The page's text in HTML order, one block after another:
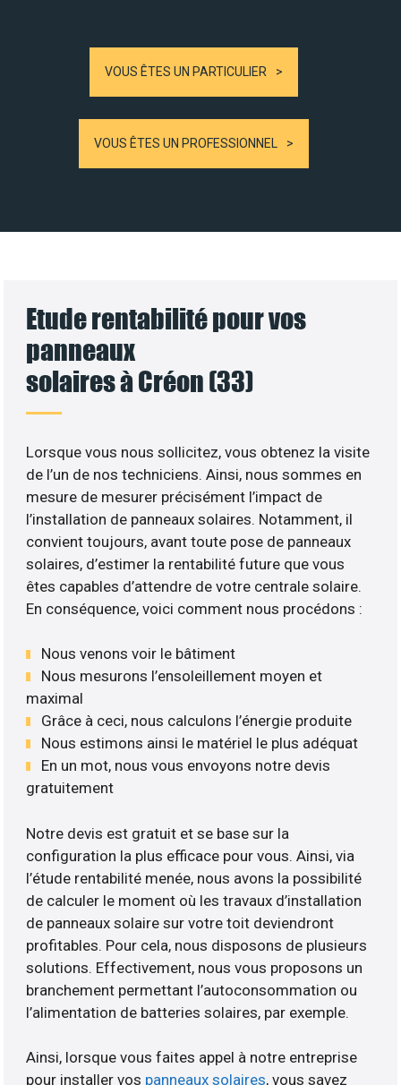
VOUS ÊTES UN PARTICULIER
VOUS ÊTES UN PROFESSIONNEL
Etude rentabilité pour vos
panneaux
solaires à Créon (33)
Lorsque vous nous sollicitez, vous obtenez la visite
de l’un de nos techniciens. Ainsi, nous sommes en
mesure de mesurer précisément l’impact de
l’installation de panneaux solaires. Notamment, il
convient toujours, avant toute pose de panneaux
solaires, d’estimer la rentabilité future que vous
êtes capables d’attendre de votre centrale solaire.
En conséquence, voici comment nous procédons :
Nous venons voir le bâtiment
Nous mesurons l’ensoleillement moyen et
maximal
Grâce à ceci, nous calculons l’énergie produite
Nous estimons ainsi le matériel le plus adéquat
En un mot, nous vous envoyons notre devis
gratuitement
Notre devis est gratuit et se base sur la
configuration la plus efficace pour vous. Ainsi, via
l’étude rentabilité menée, nous avons la possibilité
de calculer le moment où les travaux d’installation
de panneaux solaire sur votre toit deviendront
profitables. Pour cela, nous disposons de plusieurs
solutions. Effectivement, nous vous proposons un
branchement permettant l’autoconsommation ou
l’alimentation de batteries solaires, par exemple.
Ainsi, lorsque vous faites appel à notre entreprise
pour installer vos panneaux solaires, vous savez